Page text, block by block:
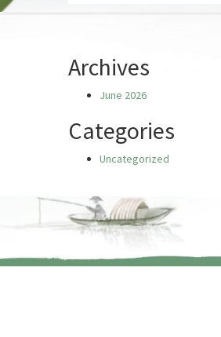
Archives
June 2026
Categories
Uncategorized